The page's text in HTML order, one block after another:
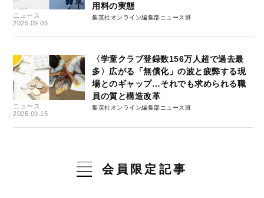
ニュース
2025.09.05
用料の実態
集英社オンライン編集部ニュース班
ニュース
2025.09.15
〈学童クラブ登録数156万人超で過去最
多〉広がる「無償化」の波と疲弊する現
場とのギャップ…それでも求められる職
員の質と構造改革
集英社オンライン編集部ニュース班
会員限定記事